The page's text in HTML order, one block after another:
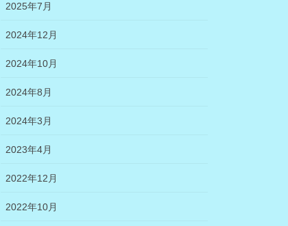
2025年7月
2024年12月
2024年10月
2024年8月
2024年3月
2023年4月
2022年12月
2022年10月